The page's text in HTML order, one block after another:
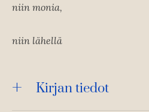
niin monia,
niin lähellä
Kirjan tiedot